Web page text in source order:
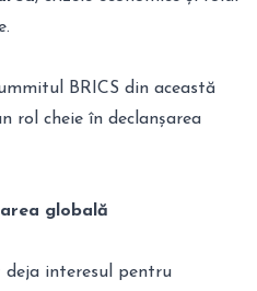
BRICS din această
rol cheie în declanșarea
globală
deja interesul pentru